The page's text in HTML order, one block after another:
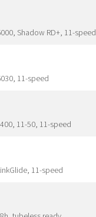
Shadow RD+, 11-speed
11-speed
11-50, 11-speed
11-speed